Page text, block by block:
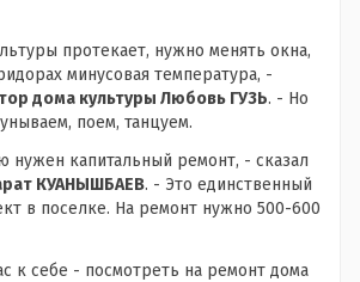
протекает, нужно менять окна,
минусовая температура, -
дома культуры Любовь ГУЗЬ. - Но
поем, танцуем.
нужен капитальный ремонт, - сказал
КУАНЫШБАЕВ. - Это единственный
в поселке. На ремонт нужно 500-600
к себе - посмотреть на ремонт дома